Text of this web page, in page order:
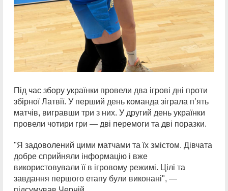
Під час збору українки провели два ігрові дні проти
збірної Латвії. У перший день команда зіграла п’ять
матчів, вигравши три з них. У другий день українки
провели чотири гри — дві перемоги та дві поразки.
"Я задоволений цими матчами та їх змістом. Дівчата
добре сприйняли інформацію і вже
використовували її в ігровому режимі. Цілі та
завдання першого етапу були виконані", —